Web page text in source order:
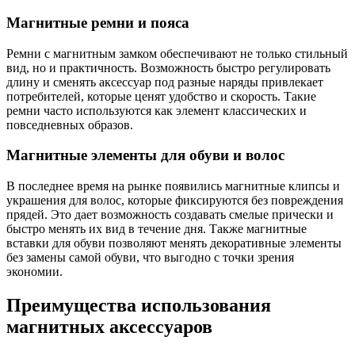
Магнитные ремни и пояса
Ремни с магнитным замком обеспечивают не только стильный
вид, но и практичность. Возможность быстро регулировать
длину и сменять аксессуар под разные наряды привлекает
потребителей, которые ценят удобство и скорость. Такие
ремни часто используются как элемент классических и
повседневных образов.
Магнитные элементы для обуви и волос
В последнее время на рынке появились магнитные клипсы и
украшения для волос, которые фиксируются без повреждения
прядей. Это дает возможность создавать смелые прически и
быстро менять их вид в течение дня. Также магнитные
вставки для обуви позволяют менять декоративные элементы
без замены самой обуви, что выгодно с точки зрения
экономии.
Преимущества использования
магнитных аксессуаров